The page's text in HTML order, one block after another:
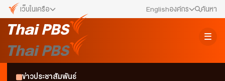
เว็บในเครือ
เว็บไซต์ในเครือ
ALTV
VIPA
Englishองค์กร
ข่าวประชาสัมพันธ์
ค้นหา
ข่าวประชาสัมพันธ์